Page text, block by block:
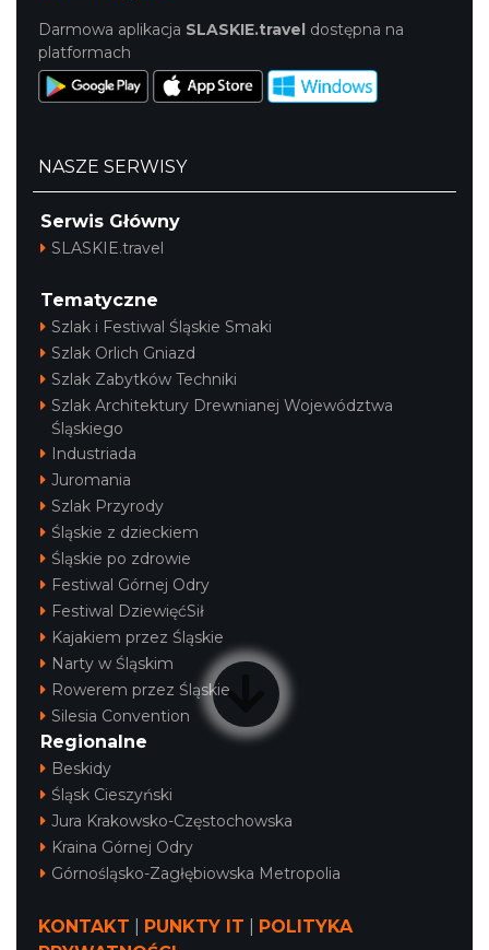
Darmowa aplikacja SLASKIE.travel dostępna na
platformach
NASZE SERWISY
Serwis Główny
SLASKIE.travel
Tematyczne
Szlak i Festiwal Śląskie Smaki
Szlak Orlich Gniazd
Szlak Zabytków Techniki
Szlak Architektury Drewnianej Województwa
Śląskiego
Industriada
Juromania
Szlak Przyrody
Śląskie z dzieckiem
Śląskie po zdrowie
Festiwal Górnej Odry
Festiwal DziewięćSił
Kajakiem przez Śląskie
Narty w Śląskim
Rowerem przez Śląskie
Silesia Convention
Regionalne
Beskidy
Śląsk Cieszyński
Jura Krakowsko-Częstochowska
Kraina Górnej Odry
Górnośląsko-Zagłębiowska Metropolia
KONTAKT PUNKTY IT
POLITYKA